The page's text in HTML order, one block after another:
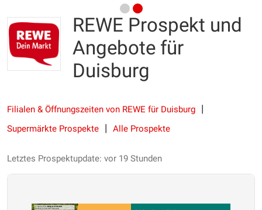
REWE Prospekt und
Angebote für
Duisburg
Filialen & Öffnungszeiten von REWE für Duisburg
Supermärkte Prospekte
Alle Prospekte
Letztes Prospektupdate: vor 19 Stunden